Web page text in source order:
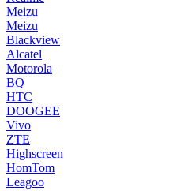
Meizu
Meizu
Blackview
Alcatel
Motorola
BQ
HTC
DOOGEE
Vivo
ZTE
Highscreen
HomTom
Leagoo